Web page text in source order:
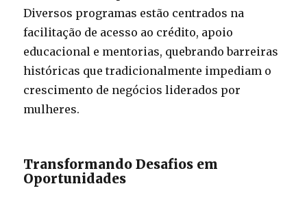
Diversos programas estão centrados na
facilitação de acesso ao crédito, apoio
educacional e mentorias, quebrando barreiras
históricas que tradicionalmente impediam o
crescimento de negócios liderados por
mulheres.
Transformando Desafios em
Oportunidades